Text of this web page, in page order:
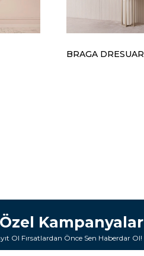
BRAGA DRESUAR
Kampanyalar
Ol Fırsatlardan Önce Sen Haberdar Ol!